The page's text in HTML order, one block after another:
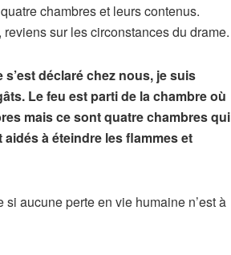
chambres et leurs contenus.
sur les circonstances du drame.
s’est déclaré chez nous, je suis
Le feu est parti de la chambre où
mais ce sont quatre chambres qui
à éteindre les flammes et
aucune perte en vie humaine n’est à